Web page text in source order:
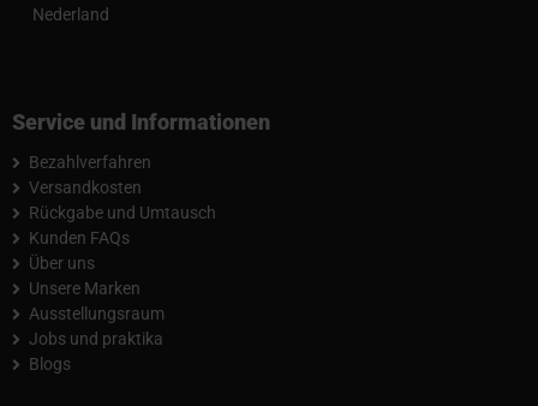
Nederland
Service und Informationen
Bezahlverfahren
Versandkosten
Rückgabe und Umtausch
Kunden FAQs
Über uns
Unsere Marken
Ausstellungsraum
Jobs und praktika
Blogs